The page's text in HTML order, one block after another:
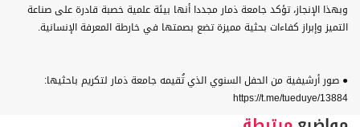
وبهذا الإنجاز، تؤكد جامعة ذمار مجددا أنها بيئة علمية خصبة قادرة على صناعة
التميز وإبراز كفاءات بحثية مميزة تضع بصمتها في خارطة المعرفة الإنسانية.
● صور أرشيفية من الحفل السنوي الذي تُقيمه جامعة ذمار لتكريم باحثيها:
https://t.me/tueduye/13884